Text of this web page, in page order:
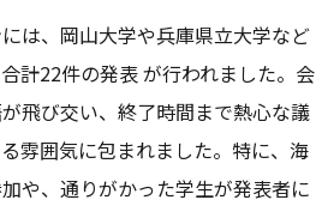
は、岡山大学や兵庫県立大学など
計22件の発表 が行われました。会
飛び交い、終了時間まで熱心な議
雰囲気に包まれました。特に、海
や、通りがかった学生が発表者に